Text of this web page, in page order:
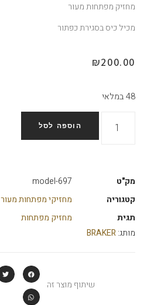
מחזיק מפתחות מעור
מכיל כיס בסגירת כפתור
₪200.00
48 במלאי
הוספה לסל
מק"ט
model-697
קטגוריה
מחזיקי מפתחות מעור
תגית
מחזיק מפתחות
מותג:BRAKER
שיתוף מוצר זה